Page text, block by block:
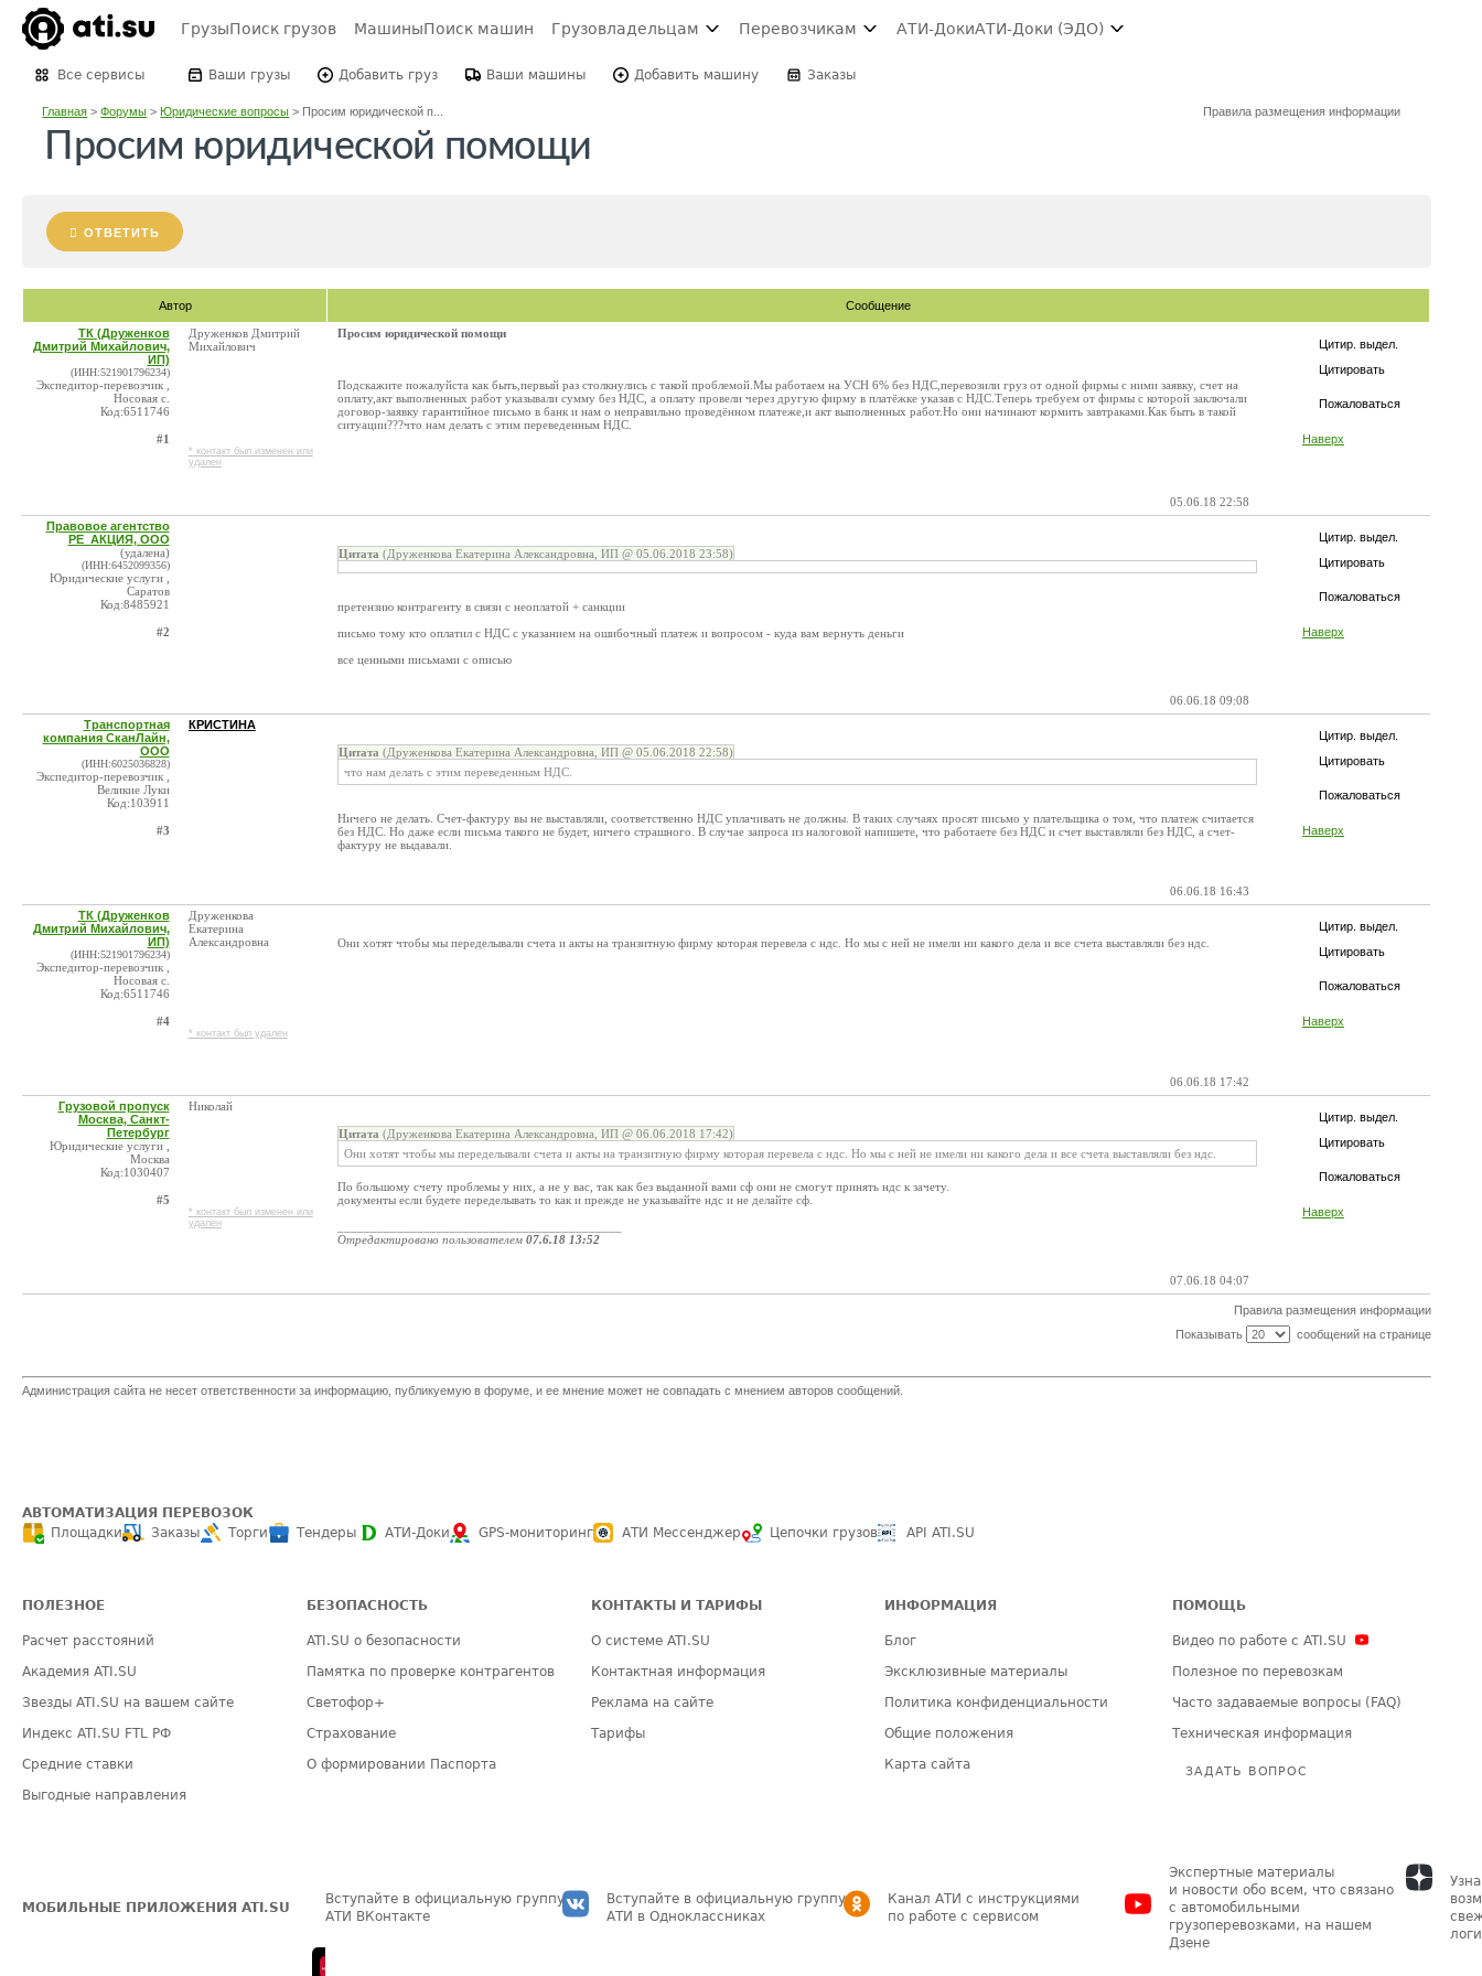
ГрузыПоиск грузов МашиныПоиск машин Грузовладельцам Перевозчикам АТИ-ДокиАТИ-Доки (ЭДО)
Все сервисы Ваши грузы Добавить груз Ваши машины Добавить машину Заказы
Главная >Форумы >Юридические вопросы > Просим юридической п... Правила размещения информации
Просим юридической помощи
ОТВЕТИТЬ
Автор Сообщение
Цитир. выдел.
Цитировать
Пожаловаться
Наверх
ТК (Друженков
Дмитрий Михайлович,
ИП)
(ИНН:521901796234)
Экспедитор-перевозчик ,
Носовая с.
Код:6511746
#1
Друженков Дмитрий
Михайлович
* контакт был изменен или
удален
Просим юридической помощи
Подскажите пожалуйста как быть,первый раз столкнулись с такой проблемой.Мы работаем на УСН 6% без НДС,перевозили груз от одной фирмы с ними заявку, счет на
оплату,акт выполненных работ указывали сумму без НДС, а оплату провели через другую фирму в платёжке указав с НДС.Теперь требуем от фирмы с которой заключали
договор-заявку гарантийное письмо в банк и нам о неправильно проведённом платеже,и акт выполненных работ.Но они начинают кормить завтраками.Как быть в такой
ситуации???что нам делать с этим переведенным НДС.
05.06.18 22:58
Цитир. выдел.
Цитировать
Пожаловаться
Наверх
Правовое агентство
РЕ_АКЦИЯ, ООО
(удалена)
(ИНН:6452099356)
Юридические услуги ,
Саратов
Код:8485921
#2
Цитата (Друженкова Екатерина Александровна, ИП @ 05.06.2018 23:58)
претензию контрагенту в связи с неоплатой + санкции
письмо тому кто оплатил с НДС с указанием на ошибочный платеж и вопросом - куда вам вернуть деньги
все ценными письмами с описью
06.06.18 09:08
Цитир. выдел.
Цитировать
Пожаловаться
Наверх
Транспортная
компания СканЛайн,
ООО
(ИНН:6025036828)
Экспедитор-перевозчик ,
Великие Луки
Код:103911
#3
КРИСТИНА
Цитата (Друженкова Екатерина Александровна, ИП @ 05.06.2018 22:58)
что нам делать с этим переведенным НДС.
Ничего не делать. Счет-фактуру вы не выставляли, соответственно НДС уплачивать не должны. В таких случаях просят письмо у плательщика о том, что платеж считается
без НДС. Но даже если письма такого не будет, ничего страшного. В случае запроса из налоговой напишете, что работаете без НДС и счет выставляли без НДС, а счет-
фактуру не выдавали.
06.06.18 16:43
Цитир. выдел.
Цитировать
Пожаловаться
Наверх
ТК (Друженков
Дмитрий Михайлович,
ИП)
(ИНН:521901796234)
Экспедитор-перевозчик ,
Носовая с.
Код:6511746
#4
Друженкова
Екатерина
Александровна
* контакт был удален
Они хотят чтобы мы переделывали счета и акты на транзитную фирму которая перевела с ндс. Но мы с ней не имели ни какого дела и все счета выставляли без ндс.
06.06.18 17:42
Цитир. выдел.
Цитировать
Пожаловаться
Наверх
Грузовой пропуск
Москва, Санкт-
Петербург
Юридические услуги ,
Москва
Код:1030407
#5
Николай
* контакт был изменен или
удален
Цитата (Друженкова Екатерина Александровна, ИП @ 06.06.2018 17:42)
Они хотят чтобы мы переделывали счета и акты на транзитную фирму которая перевела с ндс. Но мы с ней не имели ни какого дела и все счета выставляли без ндс.
По большому счету проблемы у них, а не у вас, так как без выданной вами сф они не смогут принять ндс к зачету.
документы если будете переделывать то как и прежде не указывайте ндс и не делайте сф.
Отредактировано пользователем 07.6.18 13:52
07.06.18 04:07
Правила размещения информации
Показывать
сообщений на странице
Администрация сайта не несет ответственности за информацию, публикуемую в форуме, и ее мнение может не совпадать с мнением авторов сообщений.
АВТОМАТИЗАЦИЯ ПЕРЕВОЗОК
Площадки
Заказы Торги Тендеры АТИ-Доки GPS-мониторинг АТИ Мессенджер Цепочки грузов API ATI.SU
ПОЛЕЗНОЕ
Расчет расстояний
Академия ATI.SU
Звезды ATI.SU на вашем сайте
Индекс ATI.SU FTL РФ
Средние ставки
Выгодные направления
БЕЗОПАСНОСТЬ
ATI.SU о безопасности
Памятка по проверке контрагентов
Светофор+
Страхование
О формировании Паспорта
КОНТАКТЫ И ТАРИФЫ
О системе ATI.SU
Контактная информация
Реклама на сайте
Тарифы
ИНФОРМАЦИЯ
Блог
Эксклюзивные материалы
Политика конфиденциальности
Общие положения
Карта сайта
ПОМОЩЬ
Видео по работе с ATI.SU
Полезное по перевозкам
Часто задаваемые вопросы (FAQ)
Техническая информация
ЗАДАТЬ ВОПРОС
МОБИЛЬНЫЕ ПРИЛОЖЕНИЯ ATI.SU
Вступайте в официальную группу
АТИ ВКонтакте
Вступайте в официальную группу
АТИ в Одноклассниках
Канал АТИ с инструкциями
по работе с сервисом
Экспертные материалы
и новости обо всем, что связано
с автомобильными
грузоперевозками, на нашем
Дзене